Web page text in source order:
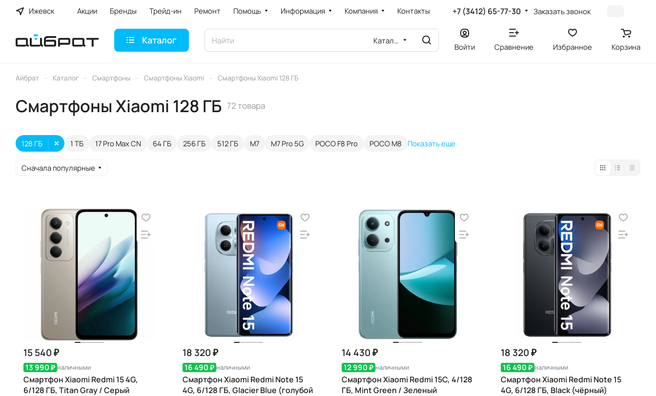
Ижевск Акции Бренды Трейд-ин Ремонт Помощь Информация Компания Контакты +7 (3412) 65-77-30 Заказать звонок
Каталог Каталог
Войти Сравнение Избранное Корзина
Айбрат – Каталог – Смартфоны – Смартфоны Xiaomi – Смартфоны Xiaomi 128 ГБ
Смартфоны Xiaomi 128 ГБ 72 товара
1 ТБ 17 Pro Max CN 64 ГБ
128 ГБ 256 ГБ 512 ГБ M7 M7 Pro 5G POCO F8 Pro POCO M8 Показать еще
Сначала популярные
15 540 ₽
13 990 ₽ наличными
Смартфон Xiaomi Redmi 15 4G,
6/128 ГБ, Titan Gray / Серый
18 320 ₽
16 490 ₽ наличными
Смартфон Xiaomi Redmi Note 15
4G, 6/128 ГБ, Glacier Blue (голубой
14 430 ₽
12 990 ₽ наличными
Смартфон Xiaomi Redmi 15C, 4/128
ГБ, Mint Green / Зеленый
18 320 ₽
16 490 ₽ наличными
Смартфон Xiaomi Redmi Note 15
4G, 6/128 ГБ, Black (чёрный)